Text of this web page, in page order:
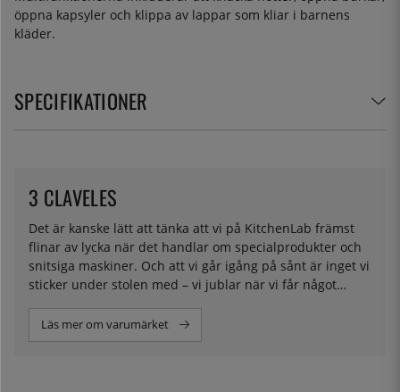
öppna kapsyler och klippa av lappar som kliar i barnens
kläder.
SPECIFIKATIONER
Det är kanske lätt att tänka att vi på KitchenLab främst
flinar av lycka när det handlar om specialprodukter och
snitsiga maskiner. Och att vi går igång på sånt är inget vi
sticker under stolen med – vi jublar när vi får något
allt om kvalitet, och när vi hittar en producent som 3
Claveles ser vi det som vårt kall att få ut det till alla er
3 CLAVELES
Läs mer om varumärket